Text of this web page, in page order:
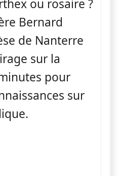
ou rosaire ?
Bernard
de Nanterre
sur la
pour
sur